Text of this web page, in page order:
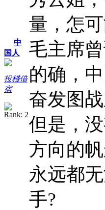
中
国人
投棧借
宿
量，怎
毛主席
的确，
奋发图战
但是，
方向的帆
永远都
手?